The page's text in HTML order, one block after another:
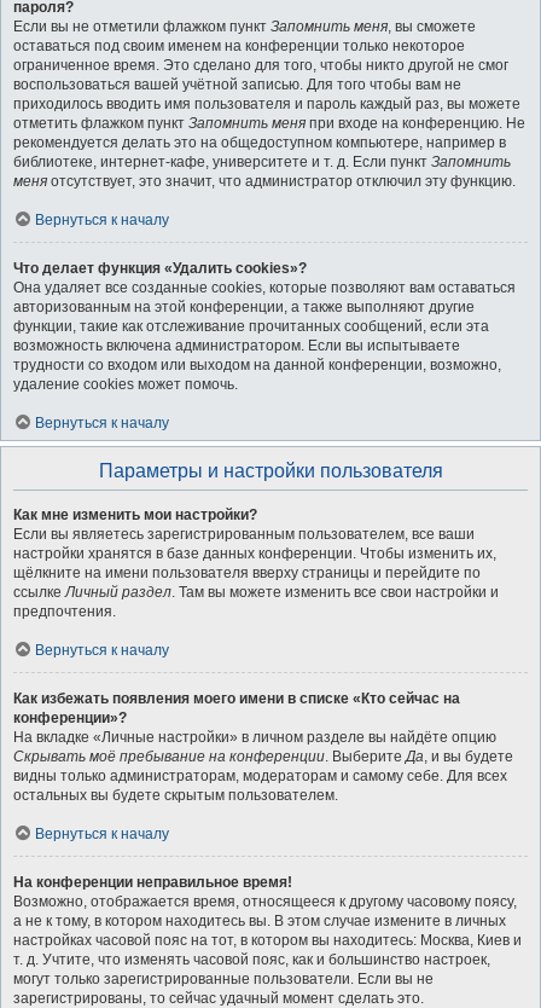
пароля?
Если вы не отметили флажком пункт Запомнить меня, вы сможете
оставаться под своим именем на конференции только некоторое
ограниченное время. Это сделано для того, чтобы никто другой не смог
воспользоваться вашей учётной записью. Для того чтобы вам не
приходилось вводить имя пользователя и пароль каждый раз, вы можете
отметить флажком пункт Запомнить меня при входе на конференцию. Не
рекомендуется делать это на общедоступном компьютере, например в
библиотеке, интернет-кафе, университете и т. д. Если пункт Запомнить
меня отсутствует, это значит, что администратор отключил эту функцию.
Вернуться к началу
Что делает функция «Удалить cookies»?
Она удаляет все созданные cookies, которые позволяют вам оставаться
авторизованным на этой конференции, а также выполняют другие
функции, такие как отслеживание прочитанных сообщений, если эта
возможность включена администратором. Если вы испытываете
трудности со входом или выходом на данной конференции, возможно,
удаление cookies может помочь.
Вернуться к началу
Параметры и настройки пользователя
Как мне изменить мои настройки?
Если вы являетесь зарегистрированным пользователем, все ваши
настройки хранятся в базе данных конференции. Чтобы изменить их,
щёлкните на имени пользователя вверху страницы и перейдите по
ссылкеЛичный раздел. Там вы можете изменить все свои настройки и
предпочтения.
Вернуться к началу
Как избежать появления моего имени в списке «Кто сейчас на
конференции»?
На вкладке «Личные настройки» в личном разделе вы найдёте опцию
Скрывать моё пребывание на конференции. ВыберитеДа, и вы будете
видны только администраторам, модераторам и самому себе. Для всех
остальных вы будете скрытым пользователем.
Вернуться к началу
На конференции неправильное время!
Возможно, отображается время, относящееся к другому часовому поясу,
а не к тому, в котором находитесь вы. В этом случае измените в личных
настройках часовой пояс на тот, в котором вы находитесь: Москва, Киев и
т. д. Учтите, что изменять часовой пояс, как и большинство настроек,
могут только зарегистрированные пользователи. Если вы не
зарегистрированы, то сейчас удачный момент сделать это.